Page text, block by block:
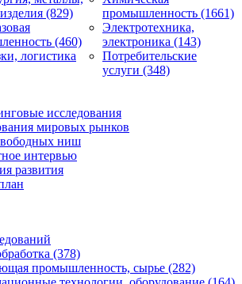
(829)
(460)
логистика
промышленность (1661)
Электротехника,
электроника (143)
Потребительские
услуги (348)
исследования
мировых рынков
ниш
интервью
развития
(378)
промышленность, сырье (282)